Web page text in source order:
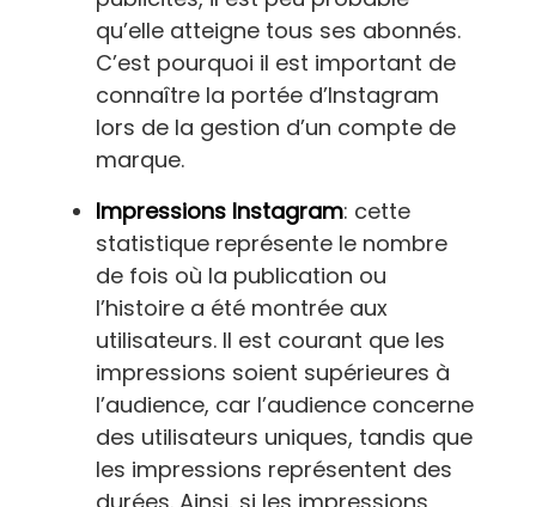
qu’elle atteigne tous ses abonnés.
C’est pourquoi il est important de
connaître la portée d’Instagram
lors de la gestion d’un compte de
marque.
Impressions Instagram: cette
statistique représente le nombre
de fois où la publication ou
l’histoire a été montrée aux
utilisateurs. Il est courant que les
impressions soient supérieures à
l’audience, car l’audience concerne
des utilisateurs uniques, tandis que
les impressions représentent des